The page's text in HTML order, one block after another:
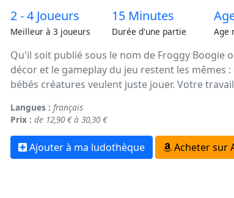
2 - 4 Joueurs
Meilleur à 3 joueurs
15 Minutes
Durée d'une partie Age
Qu'il soit publié sous le nom de Froggy Boogie
décor et le gameplay du jeu restent les mêmes
bébés créatures veulent juste jouer. Votre
Langues : français
Prix : de 12,90 € à 30,30 €
Ajouter à ma ludothèque Acheter sur